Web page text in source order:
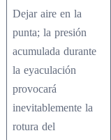
Dejar aire en la
punta; la presión
acumulada durante
la eyaculación
provocará
inevitablemente la
rotura del